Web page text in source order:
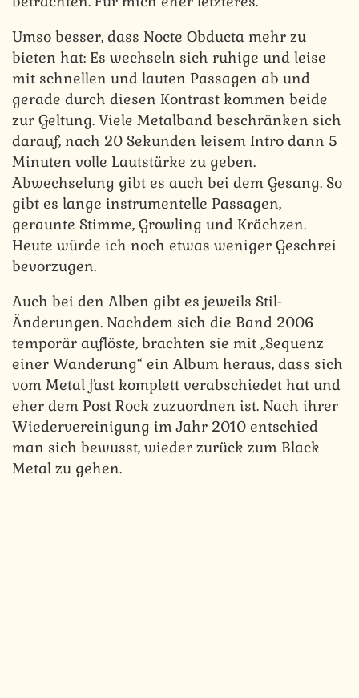
Umso besser, dass Nocte Obducta mehr zu
bieten hat: Es wechseln sich ruhige und leise
mit schnellen und lauten Passagen ab und
gerade durch diesen Kontrast kommen beide
zur Geltung. Viele Metalband beschränken sich
darauf, nach 20 Sekunden leisem Intro dann 5
Minuten volle Lautstärke zu geben.
Abwechselung gibt es auch bei dem Gesang. So
gibt es lange instrumentelle Passagen,
geraunte Stimme, Growling und Krächzen.
Heute würde ich noch etwas weniger Geschrei
bevorzugen.
Auch bei den Alben gibt es jeweils Stil-
Änderungen. Nachdem sich die Band 2006
temporär auflöste, brachten sie mit „Sequenz
einer Wanderung“ ein Album heraus, dass sich
vom Metal fast komplett verabschiedet hat und
eher dem Post Rock zuzuordnen ist. Nach ihrer
Wiedervereinigung im Jahr 2010 entschied
man sich bewusst, wieder zurück zum Black
Metal zu gehen.